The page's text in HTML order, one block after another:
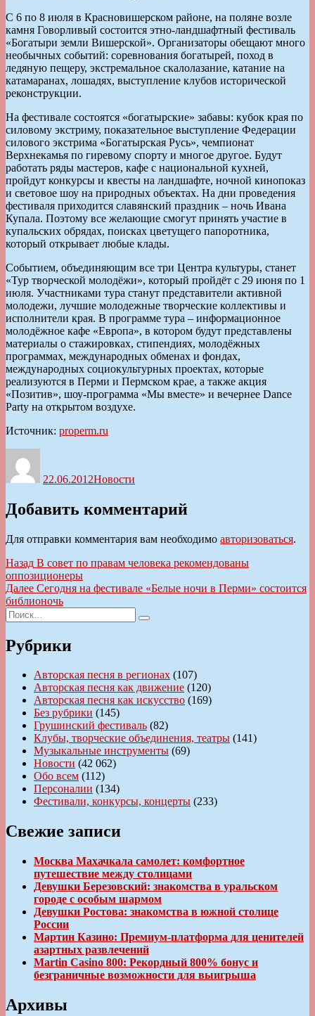
С 6 по 8 июля в Красновишерском районе, на поляне возле
камня Говорливый состоится этно-ландшафтный фестиваль
«Богатыри земли Вишерской». Организаторы обещают много
необычных событий: соревнования богатырей, поход в
ледяную пещеру, экстремальное скалолазание, катание на
катамаранах, лошадях, выступление клубов исторической
реконструкции.
На фестивале состоятся «богатырские» забавы: кубок края по
силовому экстриму, показательное выступление Федерации
силового экстрима «Богатырская Русь», чемпионат
Верхнекамья по гиревому спорту и многое другое. Будут
работать ряды мастеров, кафе с национальной кухней,
пройдут конкурсы и квесты на ландшафте, ночной кинопоказ
и световое шоу на природных объектах. На дни проведения
фестиваля приходится славянский праздник – ночь Ивана
Купала. Поэтому все желающие смогут принять участие в
купальских обрядах, поисках цветущего папоротника,
который открывает любые клады.
Событием, объединяющим все три Центра культуры, станет
«Тур творческой молодёжи», который пройдёт с 29 июня по 1
июля. Участниками тура станут представители активной
молодежи, лучшие молодежные творческие коллективы и
исполнители края. В программе тура – информационное
молодёжное кафе «Европа», в котором будут представлены
материалы о стажировках, стипендиях, молодёжных
программах, международных обменах и фондах,
международных социокультурных проектах, которые
реализуются в Перми и Пермском крае, а также акция
«Позитив», шоу-программа «Мы вместе» и вечернее Dance
Party на открытом воздухе.
Источник: properm.ru
22.06.2012Новости
Добавить комментарий
Для отправки комментария вам необходимо авторизоваться.
Навигация
по
записям
Назад Предыдущая
запись:
В совет по правам человека рекомендованы
оппозиционеры
Далее Следующая
запись:
Сегодня на фестивале «Белые ночи в Перми» состоится
библионочь
Искать:
Поиск
Рубрики
Авторская песня в регионах (107)
Авторская песня как движение (120)
Авторская песня как искусство (169)
Без рубрики (145)
Грушинский фестиваль (82)
Клубы, творческие объединения, театры (141)
Музыкальные инструменты (69)
Новости (42 062)
Обо всем (112)
Персоналии (134)
Фестивали, конкурсы, концерты (233)
Свежие записи
Москва Махачкала самолет: комфортное
путешествие между столицами
Девушки Березовский: знакомства в уральском
городе с особым шармом
Девушки Ростова: знакомства в южной столице
России
Мартин Казино: Премиум-платформа для ценителей
азартных развлечений
Martin Casino 800: Рекордный 800% бонус и
безграничные возможности для выигрыша
Архивы